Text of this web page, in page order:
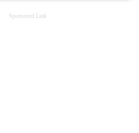
Sponsored Link